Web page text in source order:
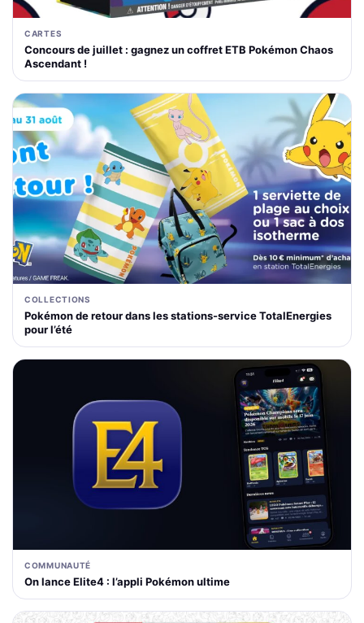
CARTES
Concours de juillet : gagnez un coffret ETB Pokémon Chaos
Ascendant !
COLLECTIONS
Pokémon de retour dans les stations-service TotalEnergies
pour l’été
COMMUNAUTÉ
On lance Elite4 : l’appli Pokémon ultime